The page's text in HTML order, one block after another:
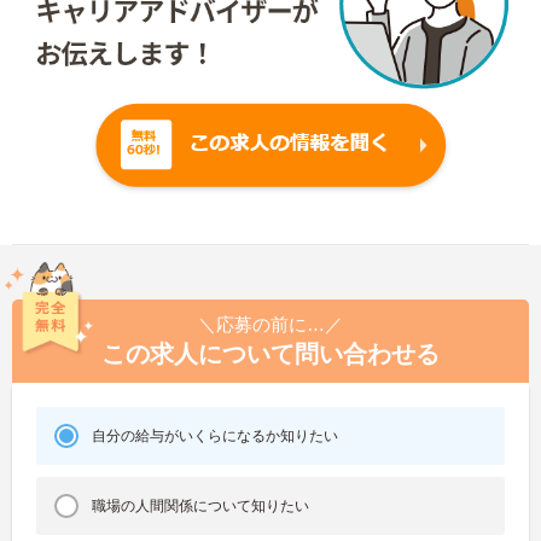
＼応募の前に…／
この求人について問い合わせる
自分の給与がいくらになるか知りたい
職場の人間関係について知りたい